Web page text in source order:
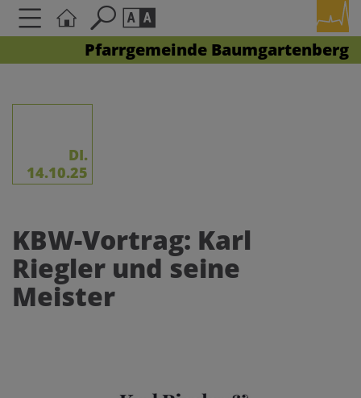
Pfarrgemeinde Baumgartenberg
Schriftgröße
AA
A A A A A
DI.
14.10.25
KBW-Vortrag: Karl
Riegler und seine
Meister